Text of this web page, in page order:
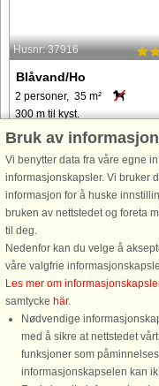
Husnr: 37916
Blåvand/Ho
2 personer, 35 m²
300 m til kyst.
På en stor naturgrund (13.000
ligger dette sommerhus. Der
installeret energibesparende
varmepumpe. Dobbeltsengen
3/4 seng. Fra husets terrasse
udsigt over Ho bugt.
fra 3.613 NOK
Bruk av
Vi benytter data fra våre egne
informasjonskapsler. Vi bruker
informasjon for å huske
bruken av nettstedet og foreta
til deg.
Nedenfor kan du velge å
våre valgfrie
Les mer om
samtycke här.
Nødvendige
med å sikre at nettstedet
funksjoner som
informasjonskapselen kan